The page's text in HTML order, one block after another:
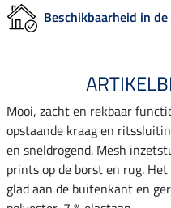
Beschikbaarheid in de
Mooi, zacht en rekbaar
opstaande kraag en
en sneldrogend. Mesh
prints op de borst en rug.
glad aan de buitenkant en